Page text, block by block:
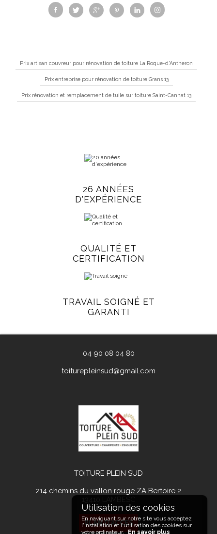
Prix artisan couvreur pour rénovation de toiture La Roque-d'Antheron
Prix entreprise pour rénovation de toiture Grans 13
Prix rénovation et remplacement de tuile sur toiture Saint-Cannat 13
26 ANNÉES
D'EXPÉRIENCE
QUALITÉ ET
CERTIFICATION
TRAVAIL SOIGNÉ ET
GARANTI
04 90 08 04 80
toiturepleinsud@gmail.com
TOITURE PLEIN SUD
214 chemins du vallon rouge ZA Bertoire 2
PLAN D'ACCÉS
En naviguant sur notre site vous acceptez
l'installation et l'utilisation des cookies sur
votre ordinateur.
En savoir plus